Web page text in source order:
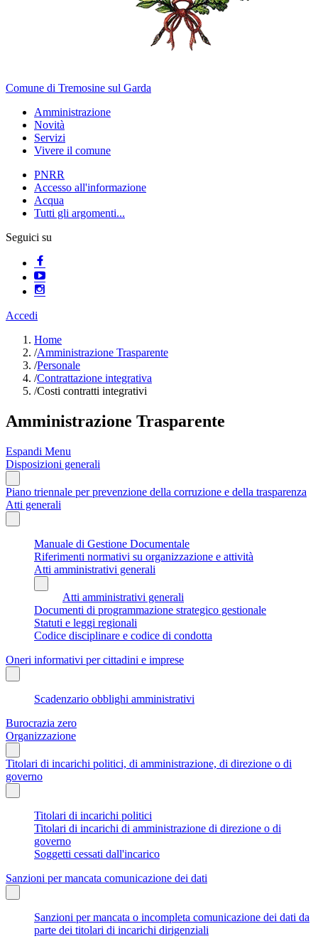
Comune di Tremosine sul Garda
Amministrazione
Novità
Servizi
Vivere il comune
PNRR
Accesso all'informazione
Acqua
Tutti gli argomenti...
Seguici su
Accedi
Home
/Amministrazione Trasparente
/Personale
/Contrattazione integrativa
/Costi contratti integrativi
Amministrazione Trasparente
Espandi Menu
Disposizioni generali
Piano triennale per prevenzione della corruzione e della trasparenza
Atti generali
Manuale di Gestione Documentale
Riferimenti normativi su organizzazione e attività
Atti amministrativi generali
Atti amministrativi generali
Documenti di programmazione strategico gestionale
Statuti e leggi regionali
Codice disciplinare e codice di condotta
Oneri informativi per cittadini e imprese
Scadenzario obblighi amministrativi
Burocrazia zero
Organizzazione
Titolari di incarichi politici, di amministrazione, di direzione o di
governo
Titolari di incarichi politici
Titolari di incarichi di amministrazione di direzione o di
governo
Soggetti cessati dall'incarico
Sanzioni per mancata comunicazione dei dati
Sanzioni per mancata o incompleta comunicazione dei dati da
parte dei titolari di incarichi dirigenziali